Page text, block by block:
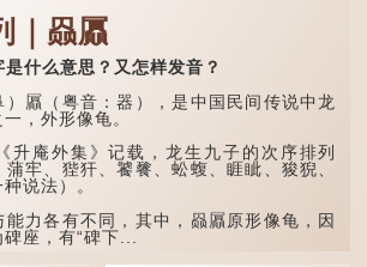
拿……常
钱大夿
「一个
形容金钱
夿夿十
元是一
｜赑屭
什么意思？又怎样发音？
（粤音：器），是中国民间传说中龙
之一，外形像龟。
庵外集》记载，龙生九子的次序排列
牢、狴犴、饕餮、蚣蝮、睚眦、狻猊、
说法）。
各有不同，其中，赑屭原形像龟，因
座，有“碑下...